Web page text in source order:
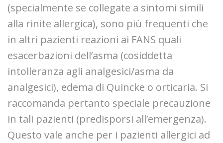
(specialmente se collegate a sintomi simili
alla rinite allergica), sono più frequenti che
in altri pazienti reazioni ai FANS quali
esacerbazioni dell’asma (cosiddetta
intolleranza agli analgesici/asma da
analgesici), edema di Quincke o orticaria. Si
raccomanda pertanto speciale precauzione
in tali pazienti (predisporsi all’emergenza).
Questo vale anche per i pazienti allergici ad